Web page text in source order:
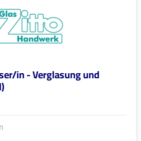
in - Verglasung und